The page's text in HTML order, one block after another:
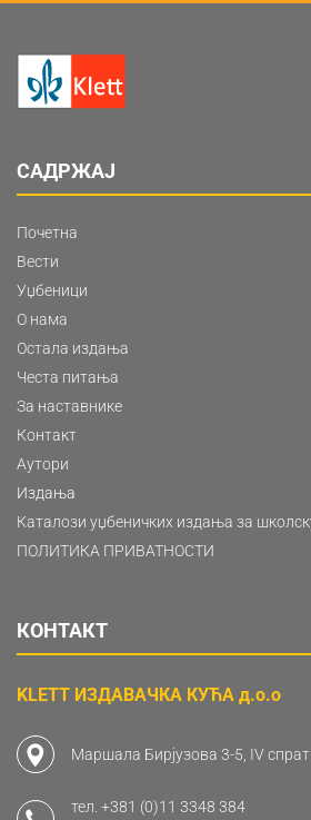
САДРЖАЈ
Почетна
Вести
Уџбеници
О нама
Остала издања
Честа питања
За наставнике
Контакт
Аутори
Издања
Каталози уџбеничких издања за
ПОЛИТИКА ПРИВАТНОСТИ
КОНТАКТ
KLETT ИЗДАВАЧКА КУЋА д.о.о
Маршала Бирјузова 3-5, IV
тел. +381 (0)11 3348 384